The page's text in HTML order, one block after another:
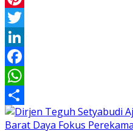
Pinterest
Twitter
LinkedIn
Facebook
WhatsApp
Share